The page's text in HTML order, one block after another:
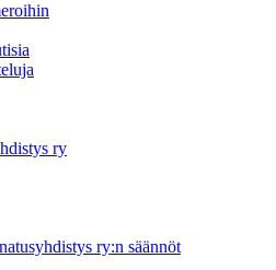
ry
ry:n säännöt